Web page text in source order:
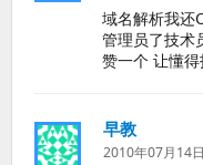
域名解析我还
管理员了技术
赞一个 让懂得
早教
道：
2010年07月14